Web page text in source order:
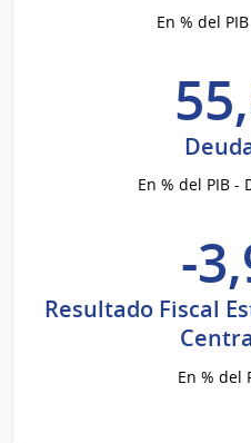
En % del
En % del PIB -
-
Resultado Fiscal
En % del